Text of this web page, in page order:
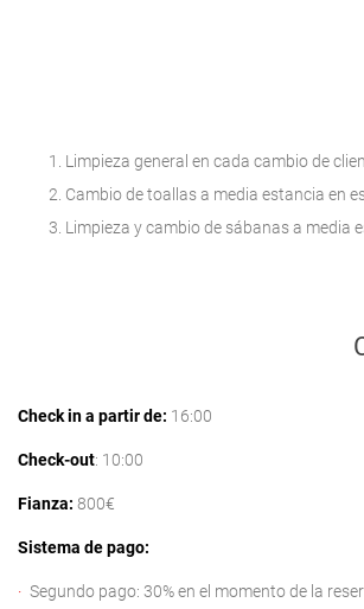
Limpieza general en cada cambio de
Cambio de toallas a media estancia en
Limpieza y cambio de sábanas a media
Check in a partir de: 16:00
Check-out: 10:00
Fianza: 800€
Sistema de pago:
Segundo pago: 30% en el momento de la